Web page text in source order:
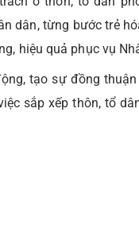
dân, từng bước trẻ
hiệu quả phục vụ
tạo sự đồng
sắp xếp thôn, tổ